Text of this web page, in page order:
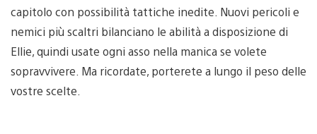
capitolo con possibilità tattiche inedite. Nuovi pericoli e
nemici più scaltri bilanciano le abilità a disposizione di
Ellie, quindi usate ogni asso nella manica se volete
sopravvivere. Ma ricordate, porterete a lungo il peso delle
vostre scelte.